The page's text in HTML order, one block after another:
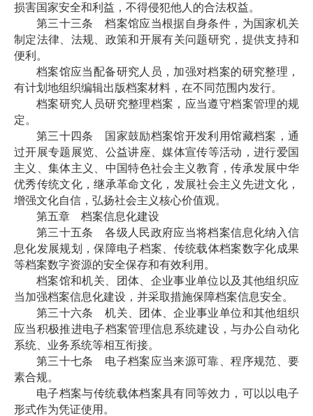
损害国家安全和利益，不得侵犯他人的合法权益。
第三十三条 档案馆应当根据自身条件，为国家机关
制定法律、法规、政策和开展有关问题研究，提供支持和
便利。
档案馆应当配备研究人员，加强对档案的研究整理，
有计划地组织编辑出版档案材料，在不同范围内发行。
档案研究人员研究整理档案，应当遵守档案管理的规
定。
第三十四条 国家鼓励档案馆开发利用馆藏档案，通
过开展专题展览、公益讲座、媒体宣传等活动，进行爱国
主义、集体主义、中国特色社会主义教育，传承发展中华
优秀传统文化，继承革命文化，发展社会主义先进文化，
增强文化自信，弘扬社会主义核心价值观。
第五章 档案信息化建设
第三十五条 各级人民政府应当将档案信息化纳入信
息化发展规划，保障电子档案、传统载体档案数字化成果
等档案数字资源的安全保存和有效利用。
档案馆和机关、团体、企业事业单位以及其他组织应
当加强档案信息化建设，并采取措施保障档案信息安全。
第三十六条 机关、团体、企业事业单位和其他组织
应当积极推进电子档案管理信息系统建设，与办公自动化
系统、业务系统等相互衔接。
第三十七条 电子档案应当来源可靠、程序规范、要
素合规。
电子档案与传统载体档案具有同等效力，可以以电子
形式作为凭证使用。